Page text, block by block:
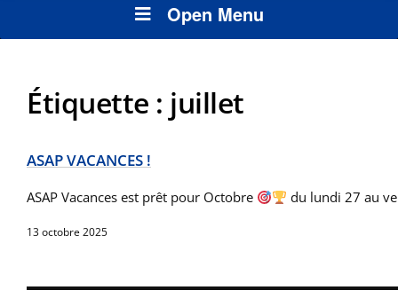
Open Menu
Étiquette : juillet
ASAP VACANCES !
ASAP Vacances est prêt pour Octobre du lundi 27 au
13 octobre 2025